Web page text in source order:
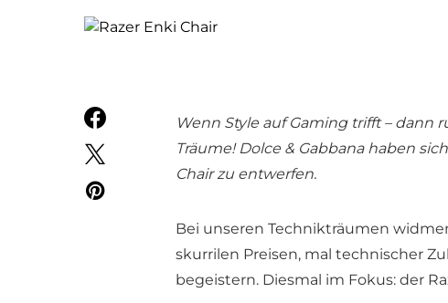
Wenn Style auf Gaming trifft – dann
Träume! Dolce & Gabbana haben
Chair zu entwerfen.
Bei unseren Technikträumen
skurrilen Preisen, mal technischer
begeistern. Diesmal im Fokus: der